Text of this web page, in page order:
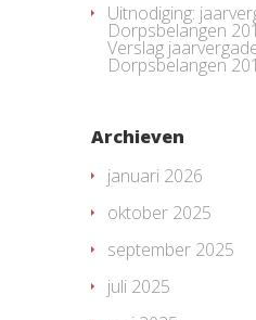
Uitnodiging:
Dorpsbelangen
Verslag
Dorpsbelangen
Archieven
januari 2026
oktober 2025
september 2025
juli 2025